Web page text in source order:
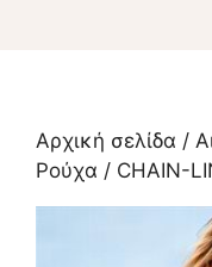
Αρχική σελίδα /
Ρούχα / CHAIN-